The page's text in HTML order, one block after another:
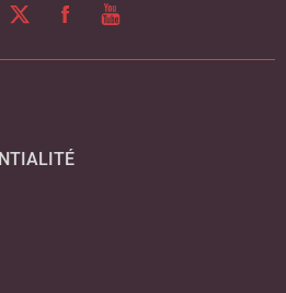
TWITTERFACEBOOK
YOUTUBE